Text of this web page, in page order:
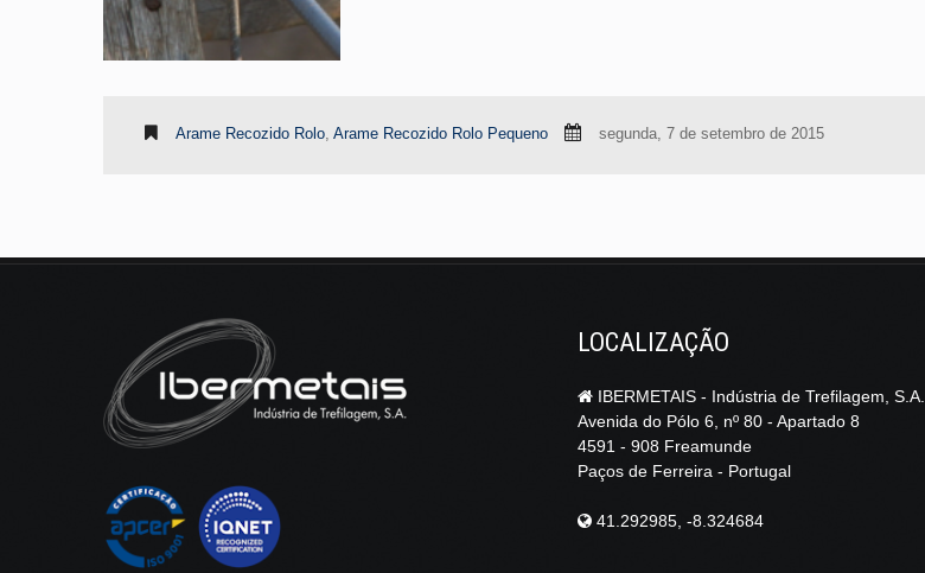
Arame Recozido Rolo, Arame Recozido Rolo Pequeno segunda, 7 de setembro de 2015
LOCALIZAÇÃO
IBERMETAIS - Indústria de Trefilagem, S.A.
Avenida do Pólo 6, nº 80 - Apartado 8
4591 - 908 Freamunde
Paços de Ferreira - Portugal
41.292985, -8.324684